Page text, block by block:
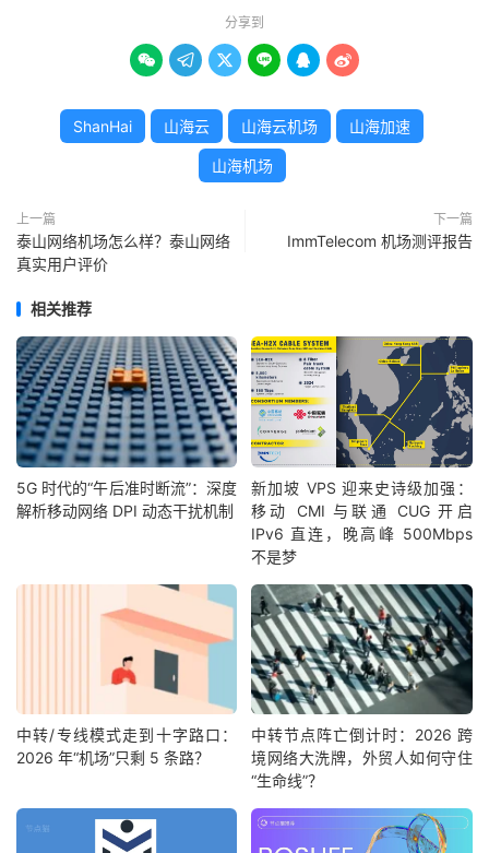
分享到
     
ShanHai 山海云 山海云机场 山海加速
山海机场
上一篇
泰山网络机场怎么样？泰山网络
真实用户评价
下一篇
ImmTelecom 机场测评报告
相关推荐
5G 时代的“午后准时断流”：深度
解析移动网络 DPI 动态干扰机制
新加坡 VPS 迎来史诗级加强：
移动 CMI 与联通 CUG 开启
IPv6 直连，晚高峰 500Mbps
不是梦
中转/专线模式走到十字路口：
2026 年“机场”只剩 5 条路？
中转节点阵亡倒计时：2026 跨
境网络大洗牌，外贸人如何守住
“生命线”？